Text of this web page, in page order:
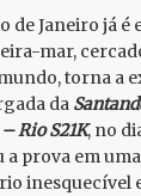
de Janeiro já é
mar,
torna a
da
Rio S21K, no
prova em
inesquecível